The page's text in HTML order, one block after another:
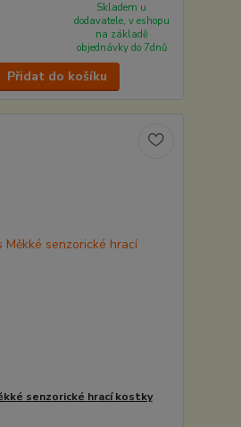
Skladem u
dodavatele, v eshopu
na základě
objednávky do 7dnů
Přidat do košíku
senzorické hrací kostky